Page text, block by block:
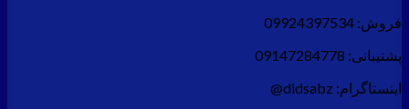
فروش: 09924397534
پشتیبانی: 09147284778
اینستاگرام: didsabz@